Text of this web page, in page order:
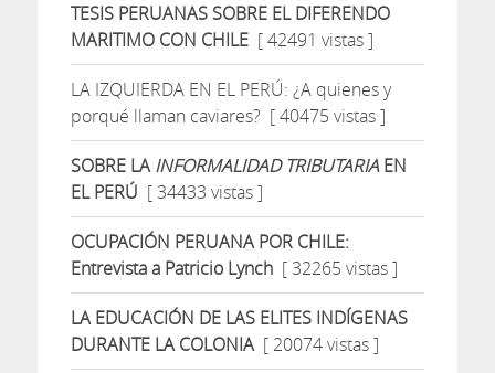
TESIS PERUANAS SOBRE EL DIFERENDO
MARITIMO CON CHILE[ 42491 vistas ]
LA IZQUIERDA EN EL PERÚ: ¿A quienes y
porqué llaman caviares? [ 40475 vistas ]
SOBRE LAINFORMALIDAD TRIBUTARIAEN
EL PERÚ [ 34433 vistas ]
OCUPACIÓN PERUANA POR CHILE:
Entrevista a Patricio Lynch[ 32265 vistas ]
LA EDUCACIÓN DE LAS ELITES INDÍGENAS
DURANTE LA COLONIA[ 20074 vistas ]